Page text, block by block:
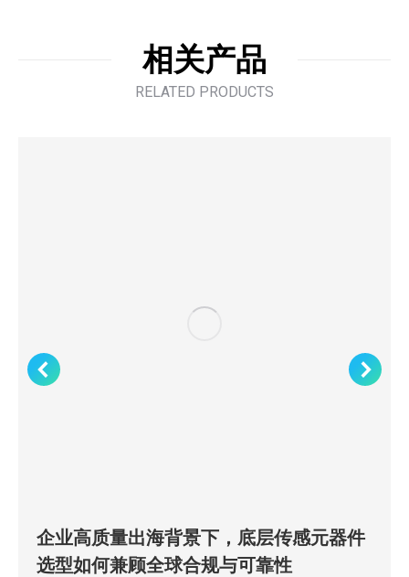
相关产品
RELATED PRODUCTS
企业高质量出海背景下，底层传感元器件
选型如何兼顾全球合规与可靠性